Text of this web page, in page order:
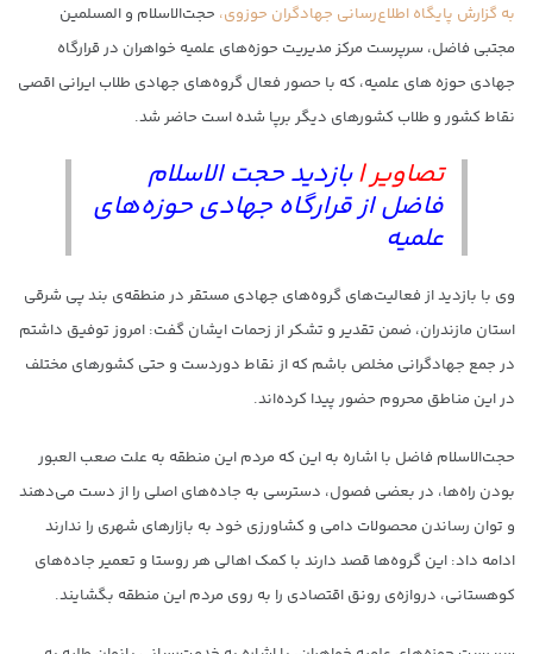
به گزارش پایگاه اطلاع‌رسانی جهادگران حوزوی، حجت‌الاسلام و المسلمین
مجتبی فاضل، سرپرست مرکز مدیریت حوزه‌های علمیه‌ خواهران در قرارگاه
جهادی حوزه های علمیه، که با حصور فعال گروه‌های جهادی طلاب ایرانی اقصی
نقاط کشور و طلاب کشورهای دیگر برپا شده است حاضر شد.
تصاویر |بازدید حجت الاسلام
فاضل از قرارگاه جهادی حوزه‌های
علمیه
وی با بازدید از فعالیت‌های گروه‌های جهادی مستقر در منطقه‌ی بند پی شرقی
استان مازندران، ضمن تقدیر و تشکر از زحمات ایشان گفت: امروز توفیق داشتم
در جمع جهادگرانی مخلص باشم که از نقاط دوردست و حتی کشورهای مختلف
در این مناطق محروم حضور پیدا کرده‌اند.
حجت‌الاسلام فاضل با اشاره به این که مردم این منطقه به علت صعب العبور
بودن راه‌ها، در بعضی فصول، دسترسی به جاده‌های اصلی را از دست می‌دهند
و توان رساندن محصولات دامی و کشاورزی خود به بازارهای شهری را ندارند
ادامه داد: این گروه‌ها قصد دارند با کمک اهالی هر روستا و تعمیر جاده‌های
کوهستانی، دروازه‌ی رونق اقتصادی را به روی مردم این منطقه بگشایند.